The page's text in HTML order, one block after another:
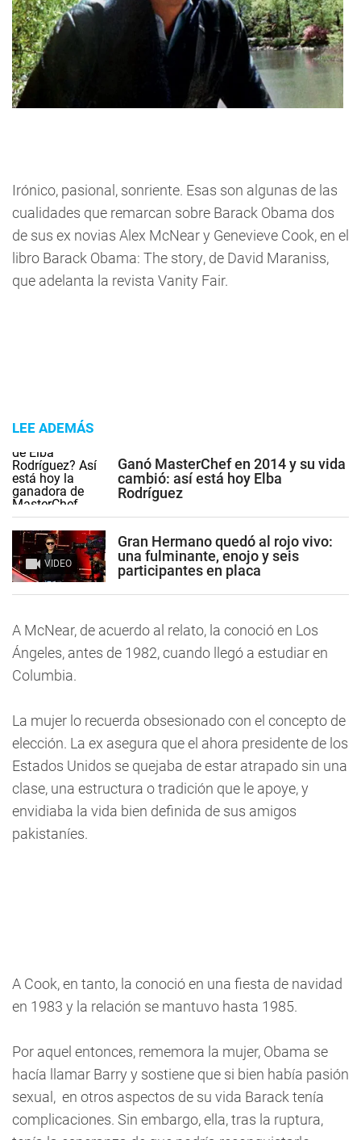
Irónico, pasional, sonriente. Esas son algunas de las
cualidades que remarcan sobre Barack Obama dos
de sus ex novias Alex McNear y Genevieve Cook, en el
libro Barack Obama: The story, de David Maraniss,
que adelanta la revista Vanity Fair.
LEE ADEMÁS
Ganó MasterChef en 2014 y su vida
cambió: así está hoy Elba
Rodríguez
VIDEO
Gran Hermano quedó al rojo vivo:
una fulminante, enojo y seis
participantes en placa
A McNear, de acuerdo al relato, la conoció en Los
Ángeles, antes de 1982, cuando llegó a estudiar en
Columbia.
La mujer lo recuerda obsesionado con el concepto de
elección. La ex asegura que el ahora presidente de los
Estados Unidos se quejaba de estar atrapado sin una
clase, una estructura o tradición que le apoye, y
envidiaba la vida bien definida de sus amigos
pakistaníes.
A Cook, en tanto, la conoció en una fiesta de navidad
en 1983 y la relación se mantuvo hasta 1985.
Por aquel entonces, rememora la mujer, Obama se
hacía llamar Barry y sostiene que si bien había pasión
sexual, en otros aspectos de su vida Barack tenía
complicaciones. Sin embargo, ella, tras la ruptura,